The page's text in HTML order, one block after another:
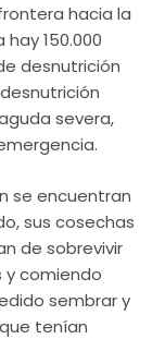
hacia la
150.000
desnutrición
severa,
se encuentran
sus cosechas
de sobrevivir
comiendo
sembrar y
tenían